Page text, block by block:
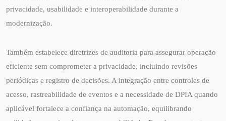
privacidade, usabilidade e interoperabilidade durante a
modernização.
Também estabelece diretrizes de auditoria para assegurar operação
eficiente sem comprometer a privacidade, incluindo revisões
periódicas e registro de decisões. A integração entre controles de
acesso, rastreabilidade de eventos e a necessidade de DPIA quando
aplicável fortalece a confiança na automação, equilibrando